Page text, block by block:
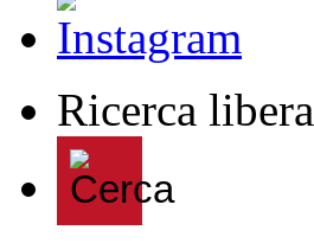
Ricerca libera